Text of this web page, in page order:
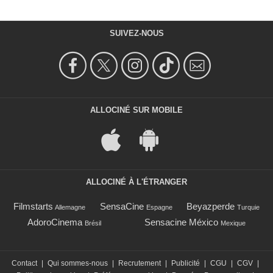
SUIVEZ-NOUS
ALLOCINÉ SUR MOBILE
ALLOCINÉ À L'ÉTRANGER
Filmstarts Allemagne SensaCine Espagne Beyazperde Turquie
AdoroCinema Brésil Sensacine México Mexique
Contact | Qui sommes-nous | Recrutement | Publicité | CGU | CGV |